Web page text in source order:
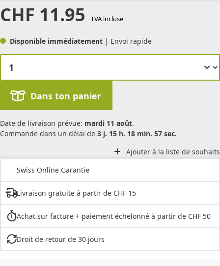
CHF 11.95 TVA incluse
Disponible immédiatement | Envoi rapide
Dans ton panier
Date de livraison prévue: mardi 11 août.
Commande dans un délai de 3 j. 15 h. 18 min. 57 sec.
Ajouter à la liste de souhaits
Swiss Online Garantie
Livraison gratuite à partir de CHF 15
Achat sur facture + paiement échelonné à partir de CHF 50
Droit de retour de 30 jours